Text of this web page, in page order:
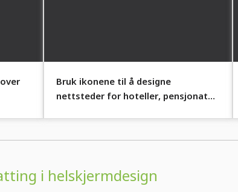
Bruk ikonene til å designe
nettsteder for hoteller, pensjonater
i helskjermdesign